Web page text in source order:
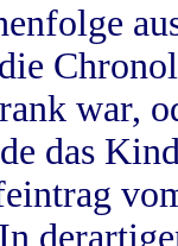
war,
das